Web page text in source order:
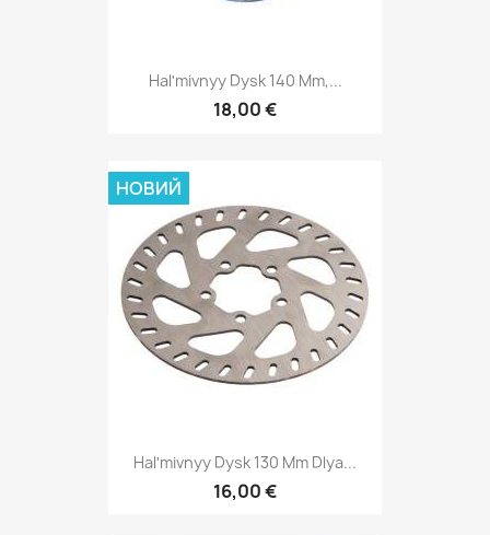
Halʹmivnyy Dysk 140 Mm,...
18,00 €
Halʹmivnyy Dysk 130 Mm Dlya...
16,00 €
НОВИЙ